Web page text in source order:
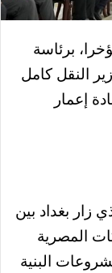
برئاسة
النقل كامل
إعمار
زار بغداد بين
المصرية
مشروعات البنية